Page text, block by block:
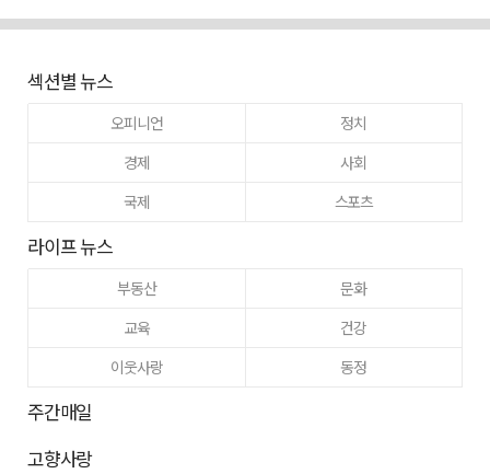
섹션별 뉴스
오피니언
정치
경제
사회
국제
스포츠
라이프 뉴스
부동산
문화
교육
건강
이웃사랑
동정
주간매일
고향사랑